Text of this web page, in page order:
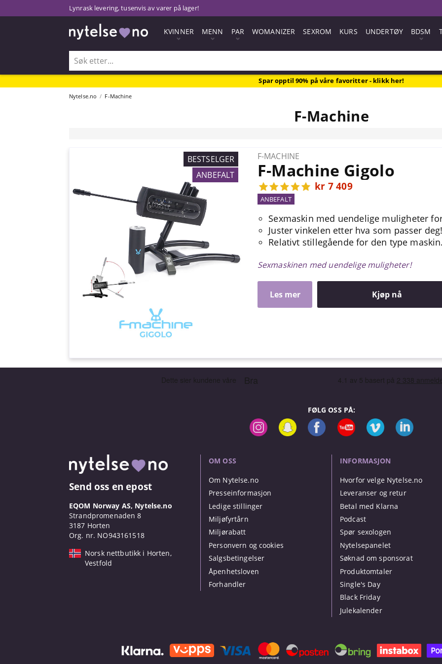
Lynrask levering, tusenvis av varer på lager!
KVINNER MENN PAR WOMANIZER SEXROM KURS UNDERTØY BDSM
Spar opptil 90% på våre favoritter - klikk her!
Nytelse.no F-Machine
F-Machine
BESTSELGER
ANBEFALT
F-MACHINE
F-Machine Gigolo
kr 7 409
ANBEFALT
Sexmaskin med uendelige muligheter
Juster vinkelen etter hva som passer
Relativt stillegående for den type
Sexmaskinen med uendelige muligheter!
Les mer Kjøp nå
FØLG OSS PÅ:
Send oss en epost
EQOM Norway AS, Nytelse.no
Strandpromenaden 8
3187 Horten
Org. nr. NO943161518
Norsk nettbutikk i Horten,
Vestfold
OM OSS
Om Nytelse.no
Presseinformasjon
Ledige stillinger
Miljøfyrtårn
Miljørabatt
Personvern og cookies
Salgsbetingelser
Åpenhetsloven
Forhandler
INFORMASJON
Hvorfor velge Nytelse.no
Leveranser og retur
Betal med Klarna
Podcast
Spør sexologen
Nytelsepanelet
Søknad om sponsorat
Produktomtaler
Single's Day
Black Friday
Julekalender